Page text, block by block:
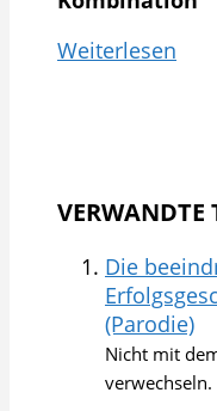
Weiterlesen
VERWANDTE
Die
(Parodie)
Nicht mit
verwechseln.